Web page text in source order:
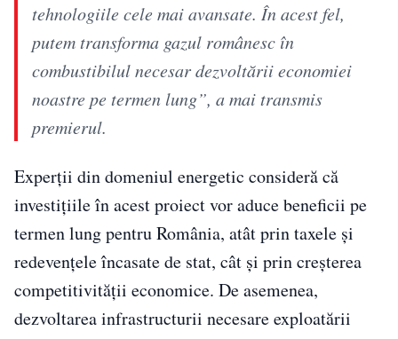
tehnologiile cele mai avansate. În acest fel,
putem transforma gazul românesc în
combustibilul necesar dezvoltării economiei
noastre pe termen lung”, a mai transmis
premierul.
Experţii din domeniul energetic consideră că
investiţiile în acest proiect vor aduce beneficii pe
termen lung pentru România, atât prin taxele şi
redevenţele încasate de stat, cât şi prin creşterea
competitivităţii economice. De asemenea,
dezvoltarea infrastructurii necesare exploatării